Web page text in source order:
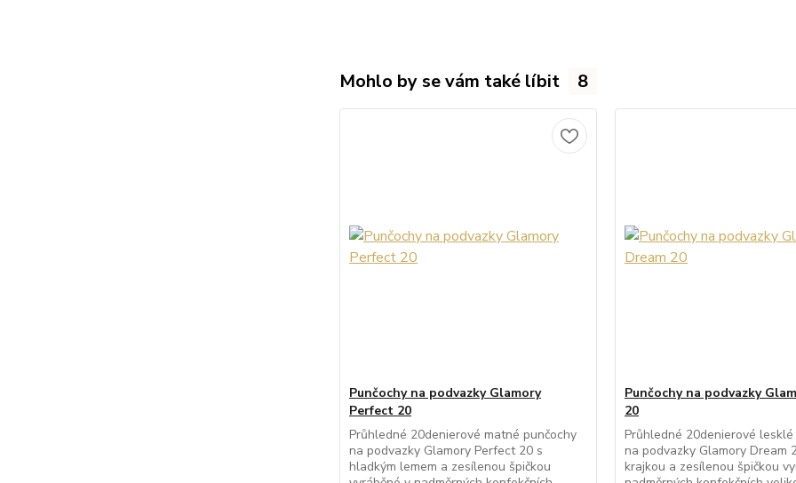
Mohlo by se vám také líbit 8
Punčochy na podvazky Glamory
Perfect 20
Průhledné 20denierové matné punčochy
na podvazky Glamory Perfect 20 s
hladkým lemem a zesílenou špičkou
Punčochy na podvazky
20
Průhledné 20denierové
na podvazky Glamory Dream
krajkou a zesílenou špičkou